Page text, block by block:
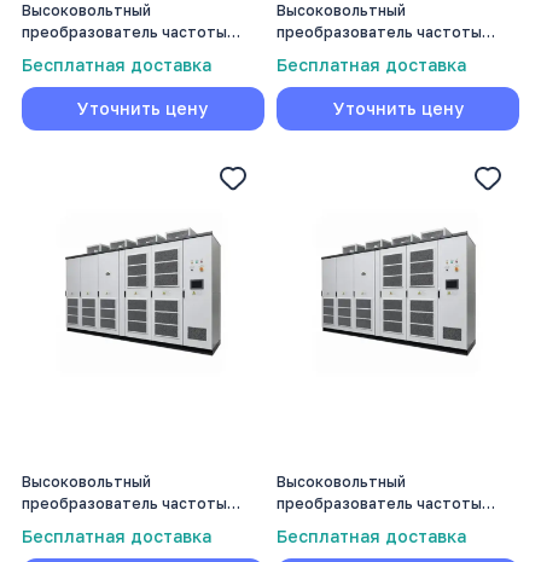
Высоковольтный
преобразователь частоты
Бесплатная доставка
Уточнить цену
Высоковольтный
преобразователь частоты
Бесплатная доставка
Уточнить цену
Высоковольтный
преобразователь частоты
Бесплатная доставка
Высоковольтный
преобразователь частоты
Бесплатная доставка